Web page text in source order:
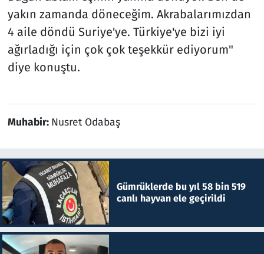
yakın zamanda döneceğim. Akrabalarımızdan
4 aile döndü Suriye'ye. Türkiye'ye bizi iyi
ağırladığı için çok çok teşekkür ediyorum"
diye konuştu.
Muhabir: Nusret Odabaş
Gümrüklerde bu yıl 58 bin 519
canlı hayvan ele geçirildi